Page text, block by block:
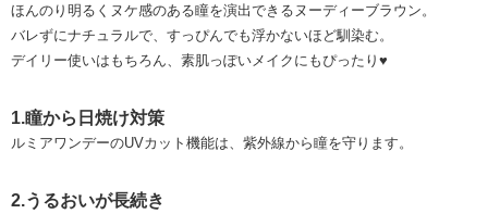
ほんのり明るくヌケ感のある瞳を演出できるヌーディーブラウン。
バレずにナチュラルで、すっぴんでも浮かないほど馴染む。
デイリー使いはもちろん、素肌っぽいメイクにもぴったり♥
1.瞳から日焼け対策
ルミアワンデーのUVカット機能は、紫外線から瞳を守ります。
2.うるおいが長続き